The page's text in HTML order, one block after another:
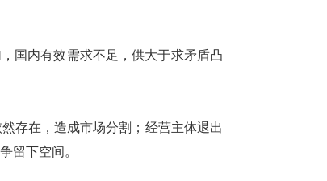
国内有效需求不足，供大于求矛盾凸
在，造成市场分割；经营主体退出
留下空间。